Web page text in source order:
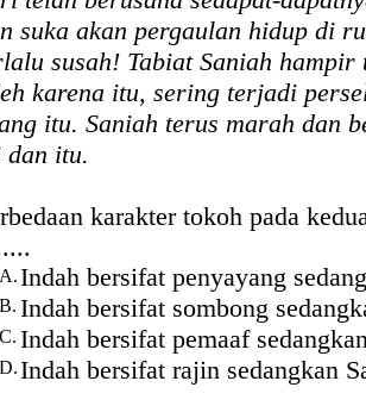
suka akan pergaulan hidup di
susah! Tabiat Saniah
karena itu, sering terjadi
itu. Saniah terus marah dan
dan itu.
karakter tokoh pada
A.Indah bersifat penyayang
B. Indah bersifat sombong
C. Indah bersifat pemaaf
D.Indah bersifat rajin sedangkan